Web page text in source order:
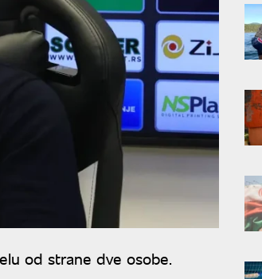
od strane dve osobe.